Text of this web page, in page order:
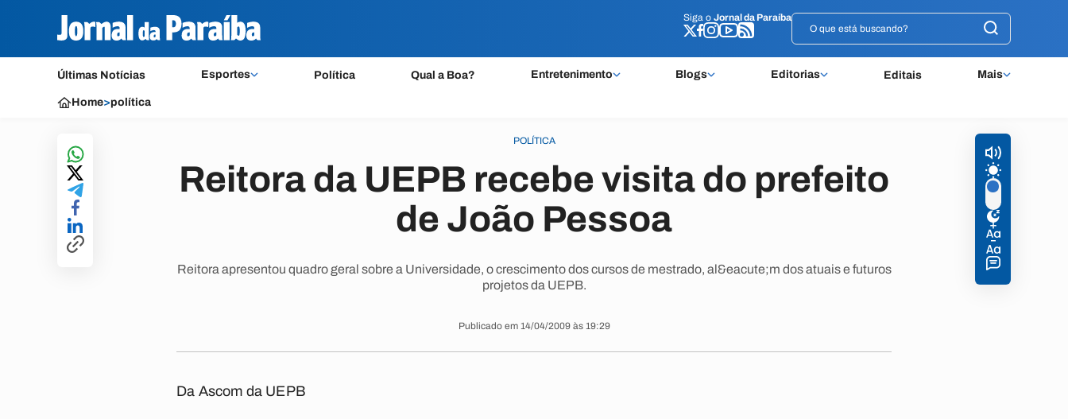
Siga o Jornal da Paraíba
Últimas Notícias Esportes Política Qual a Boa? Entretenimento Blogs Editorias Editais Mais
Siga o Jornal da Paraíba
Home>política
POLÍTICA
Reitora da UEPB recebe visita do prefeito
de João Pessoa
Reitora apresentou quadro geral sobre a Universidade, o crescimento dos cursos de mestrado, al&eacute;m dos atuais e futuros
projetos da UEPB.
Publicado em 14/04/2009 às 19:29
Da Ascom da UEPB